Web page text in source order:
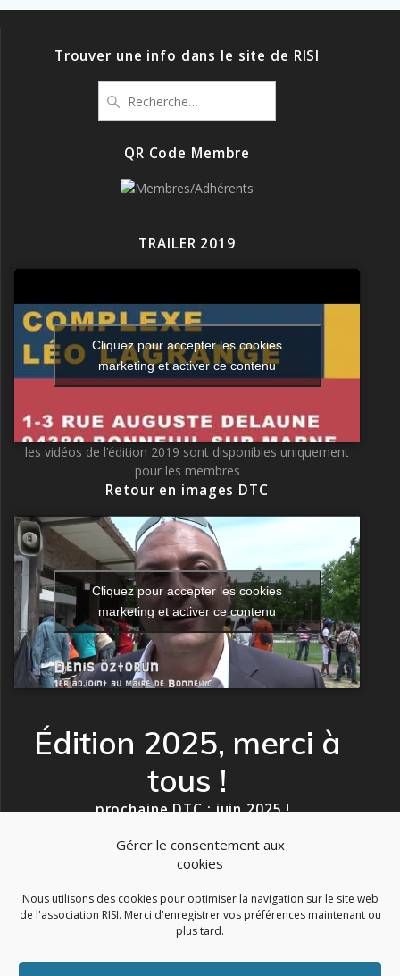
Gérer le consentement aux
cookies
Nous utilisons des cookies pour optimiser la navigation sur le site web
de l'association RISI. Merci d'enregistrer vos préférences maintenant ou
plus tard.
Trouver une info dans le site de RISI
pour
QR Code Membre
TRAILER 2019
Cliquez pour accepter les cookies
marketing et activer ce contenu
les vidéos de l’édition 2019 sont disponibles uniquement
pour les membres
Retour en images DTC
Cliquez pour accepter les cookies
marketing et activer ce contenu
Édition 2025, merci à
tous !
…prochaine DTC : juin 2025 !